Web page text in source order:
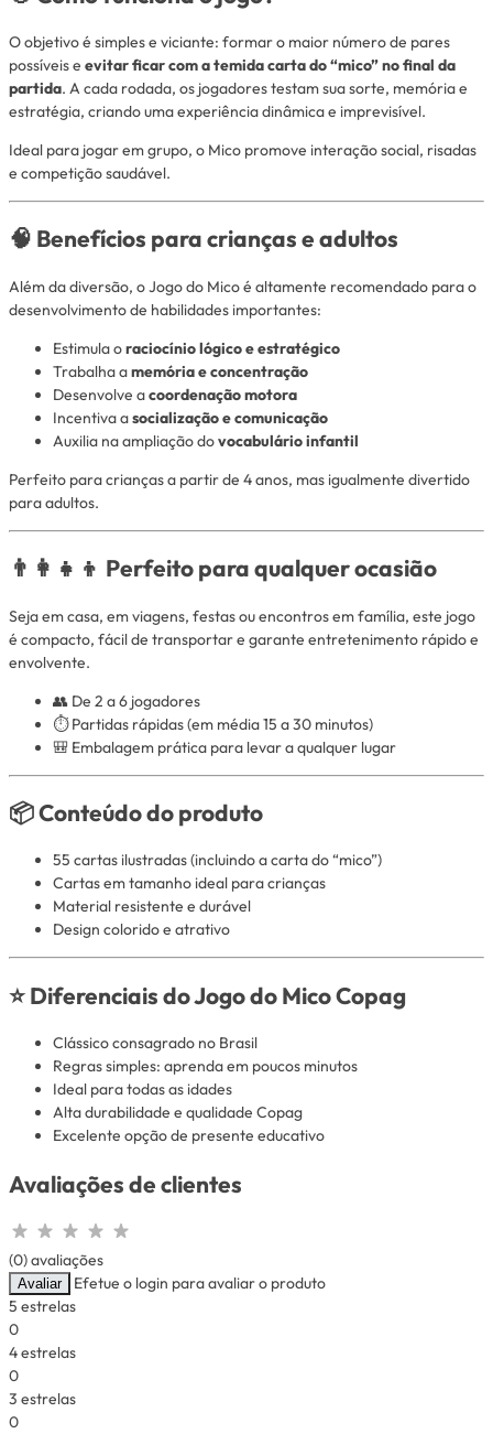
O objetivo é simples e viciante: formar o maior número de pares
possíveis e evitar ficar com a temida carta do “mico” no final da
partida. A cada rodada, os jogadores testam sua sorte, memória e
estratégia, criando uma experiência dinâmica e imprevisível.
Ideal para jogar em grupo, o Mico promove interação social, risadas
e competição saudável.
🧠 Benefícios para crianças e adultos
Além da diversão, o Jogo do Mico é altamente recomendado para o
desenvolvimento de habilidades importantes:
Estimula oraciocínio lógico e estratégico
Trabalha amemória e concentração
Desenvolve acoordenação motora
Incentiva asocialização e comunicação
Auxilia na ampliação dovocabulário infantil
Perfeito para crianças a partir de 4 anos, mas igualmente divertido
para adultos.
👨‍👩‍👧‍👦 Perfeito para qualquer ocasião
Seja em casa, em viagens, festas ou encontros em família, este jogo
é compacto, fácil de transportar e garante entretenimento rápido e
envolvente.
👥 De 2 a 6 jogadores
⏱️ Partidas rápidas (em média 15 a 30 minutos)
🎒 Embalagem prática para levar a qualquer lugar
📦 Conteúdo do produto
55 cartas ilustradas (incluindo a carta do “mico”)
Cartas em tamanho ideal para crianças
Material resistente e durável
Design colorido e atrativo
⭐ Diferenciais do Jogo do Mico Copag
Clássico consagrado no Brasil
Regras simples: aprenda em poucos minutos
Ideal para todas as idades
Alta durabilidade e qualidade Copag
Excelente opção de presente educativo
Avaliações de clientes
(0) avaliações
Avaliar
Efetue o login para avaliar o produto
5 estrelas
0
4 estrelas
0
3 estrelas
0